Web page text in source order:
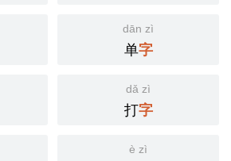
dān zì
单字
dǎ zì
打字
è zì